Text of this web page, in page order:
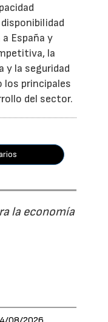
España y
la
y la seguridad
los principales
del sector.
la economía